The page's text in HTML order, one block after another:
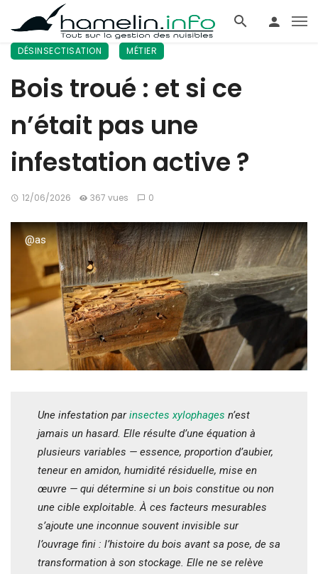
DÉSINSECTISATION MÉTIER
Bois troué : et si ce
n’était pas une
infestation active ?
12/06/2026 367 vues 0
@as
Une infestation parinsectes xylophages n’est
jamais un hasard. Elle résulte d’une équation à
plusieurs variables — essence, proportion d’aubier,
teneur en amidon, humidité résiduelle, mise en
œuvre — qui détermine si un bois constitue ou non
une cible exploitable. À ces facteurs mesurables
s’ajoute une inconnue souvent invisible sur
l’ouvrage fini : l’histoire du bois avant sa pose, de sa
transformation à son stockage. Elle ne se relève